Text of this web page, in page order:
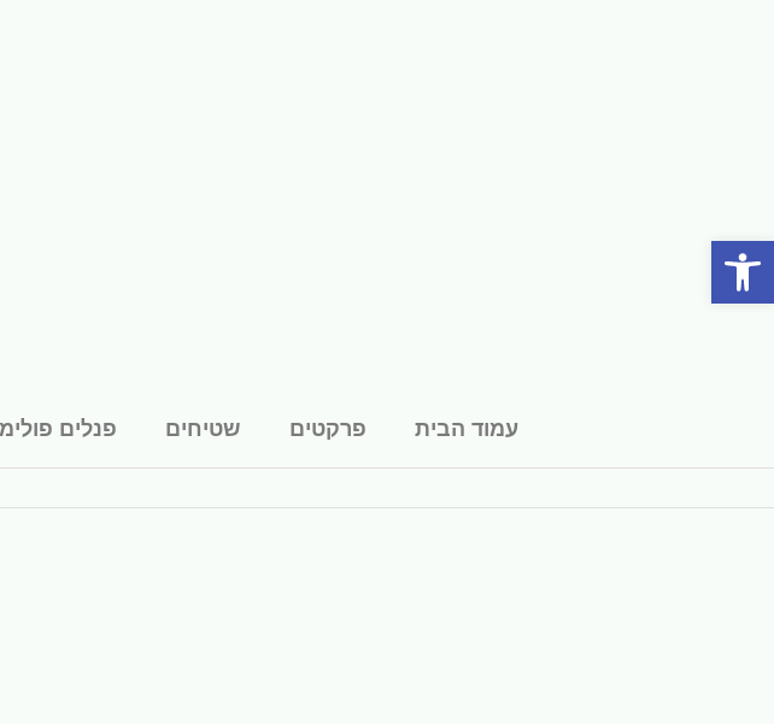
פתח סרגל נגישות
עמוד הבית פרקטים שטיחים פנלים